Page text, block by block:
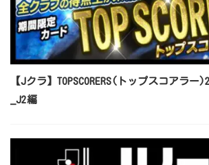
【Jクラ】TOPSCORERS(トップスコアラ
_J2編